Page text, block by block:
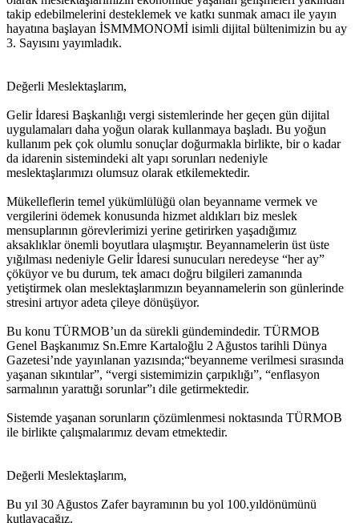
takip edebilmelerini desteklemek ve katkı sunmak amacı ile yayın
hayatına başlayan İSMMMONOMİ isimli dijital bültenimizin bu ay
3. Sayısını yayımladık.
Değerli Meslektaşlarım,
Gelir İdaresi Başkanlığı vergi sistemlerinde her geçen gün dijital
uygulamaları daha yoğun olarak kullanmaya başladı. Bu yoğun
kullanım pek çok olumlu sonuçlar doğurmakla birlikte, bir o kadar
da idarenin sistemindeki alt yapı sorunları nedeniyle
meslektaşlarımızı olumsuz olarak etkilemektedir.
Mükelleflerin temel yükümlülüğü olan beyanname vermek ve
vergilerini ödemek konusunda hizmet aldıkları biz meslek
mensuplarının görevlerimizi yerine getirirken yaşadığımız
aksaklıklar önemli boyutlara ulaşmıştır. Beyannamelerin üst üste
yığılması nedeniyle Gelir İdaresi sunucuları neredeyse “her ay”
çöküyor ve bu durum, tek amacı doğru bilgileri zamanında
yetiştirmek olan meslektaşlarımızın beyannamelerin son günlerinde
stresini artıyor adeta çileye dönüşüyor.
Bu konu TÜRMOB’un da sürekli gündemindedir. TÜRMOB
Genel Başkanımız Sn.Emre Kartaloğlu 2 Ağustos tarihli Dünya
Gazetesi’nde yayınlanan yazısında;“beyanneme verilmesi sırasında
yaşanan sıkıntılar”, “vergi sistemimizin çarpıklığı”, “enflasyon
sarmalının yarattığı sorunlar”ı dile getirmektedir.
Sistemde yaşanan sorunların çözümlenmesi noktasında TÜRMOB
ile birlikte çalışmalarımız devam etmektedir.
Değerli Meslektaşlarım,
Bu yıl 30 Ağustos Zafer bayramının bu yol 100.yıldönümünü
kutlayacağız.